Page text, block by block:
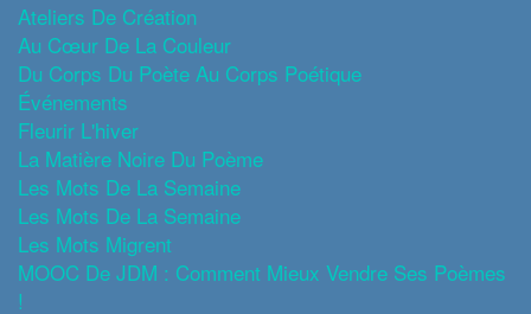
Ateliers De Création
Au Cœur De La Couleur
Du Corps Du Poète Au Corps Poétique
Événements
Fleurir L'hiver
La Matière Noire Du Poème
Les Mots De La Semaine
Les Mots De La Semaine
Les Mots Migrent
MOOC De JDM : Comment Mieux Vendre Ses Poèmes
!